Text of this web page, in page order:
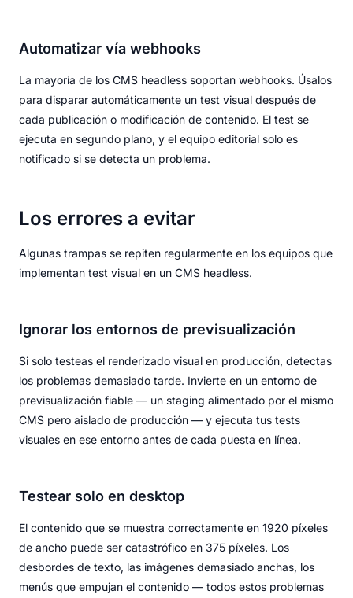
Automatizar vía webhooks
La mayoría de los CMS headless soportan webhooks. Úsalos
para disparar automáticamente un test visual después de
cada publicación o modificación de contenido. El test se
ejecuta en segundo plano, y el equipo editorial solo es
notificado si se detecta un problema.
Los errores a evitar
Algunas trampas se repiten regularmente en los equipos que
implementan test visual en un CMS headless.
Ignorar los entornos de previsualización
Si solo testeas el renderizado visual en producción, detectas
los problemas demasiado tarde. Invierte en un entorno de
previsualización fiable — un staging alimentado por el mismo
CMS pero aislado de producción — y ejecuta tus tests
visuales en ese entorno antes de cada puesta en línea.
Testear solo en desktop
El contenido que se muestra correctamente en 1920 píxeles
de ancho puede ser catastrófico en 375 píxeles. Los
desbordes de texto, las imágenes demasiado anchas, los
menús que empujan el contenido — todos estos problemas